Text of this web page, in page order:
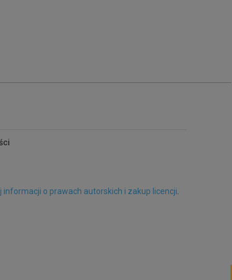
informacji o prawach autorskich i zakup licencji